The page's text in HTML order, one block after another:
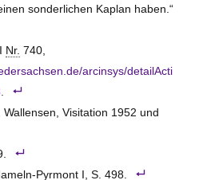
sonderlichen Kaplan haben.“
Nr. 740,
arcinsys/detailActi
.
Wallensen, Visitation 1952 und
PyrmontI, S. 498.